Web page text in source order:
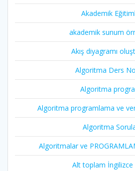
Akademik
akademik sunum
Akış diyagramı
Algoritma Ders
Algoritma
Algoritma programlama ve veri
Algoritma
Algoritmalar ve
Alt toplam İngilizce